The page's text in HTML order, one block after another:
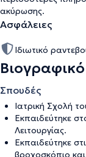
ακύρωσης.
Ασφάλειες
Ιδιωτικό
Σπουδές
Ιατρική Σχολή
Εκπαιδεύτηκε
Λειτουργίας.
Εκπαιδεύτηκε
βροχοσκόπιο